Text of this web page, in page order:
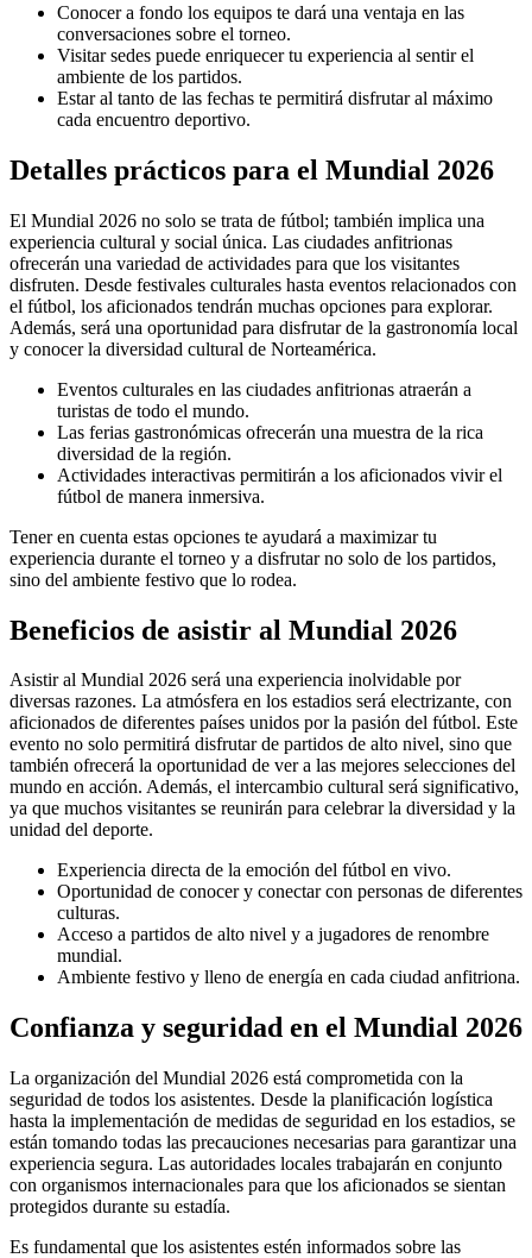
Conocer a fondo los equipos te dará una ventaja en las
conversaciones sobre el torneo.
Visitar sedes puede enriquecer tu experiencia al sentir el
ambiente de los partidos.
Estar al tanto de las fechas te permitirá disfrutar al máximo
cada encuentro deportivo.
Detalles prácticos para el Mundial 2026
El Mundial 2026 no solo se trata de fútbol; también implica una
experiencia cultural y social única. Las ciudades anfitrionas
ofrecerán una variedad de actividades para que los visitantes
disfruten. Desde festivales culturales hasta eventos relacionados con
el fútbol, los aficionados tendrán muchas opciones para explorar.
Además, será una oportunidad para disfrutar de la gastronomía local
y conocer la diversidad cultural de Norteamérica.
Eventos culturales en las ciudades anfitrionas atraerán a
turistas de todo el mundo.
Las ferias gastronómicas ofrecerán una muestra de la rica
diversidad de la región.
Actividades interactivas permitirán a los aficionados vivir el
fútbol de manera inmersiva.
Tener en cuenta estas opciones te ayudará a maximizar tu
experiencia durante el torneo y a disfrutar no solo de los partidos,
sino del ambiente festivo que lo rodea.
Beneficios de asistir al Mundial 2026
Asistir al Mundial 2026 será una experiencia inolvidable por
diversas razones. La atmósfera en los estadios será electrizante, con
aficionados de diferentes países unidos por la pasión del fútbol. Este
evento no solo permitirá disfrutar de partidos de alto nivel, sino que
también ofrecerá la oportunidad de ver a las mejores selecciones del
mundo en acción. Además, el intercambio cultural será significativo,
ya que muchos visitantes se reunirán para celebrar la diversidad y la
unidad del deporte.
Experiencia directa de la emoción del fútbol en vivo.
Oportunidad de conocer y conectar con personas de diferentes
culturas.
Acceso a partidos de alto nivel y a jugadores de renombre
mundial.
Ambiente festivo y lleno de energía en cada ciudad anfitriona.
Confianza y seguridad en el Mundial 2026
La organización del Mundial 2026 está comprometida con la
seguridad de todos los asistentes. Desde la planificación logística
hasta la implementación de medidas de seguridad en los estadios, se
están tomando todas las precauciones necesarias para garantizar una
experiencia segura. Las autoridades locales trabajarán en conjunto
con organismos internacionales para que los aficionados se sientan
protegidos durante su estadía.
Es fundamental que los asistentes estén informados sobre las